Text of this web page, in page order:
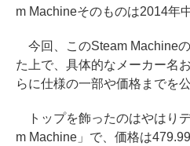
m Machineそのものは2014年
今回、このSteam Machine
た上で、具体的なメーカー名
らに仕様の一部や価格までを公
トップを飾ったのはやはり
m Machine」で、価格は